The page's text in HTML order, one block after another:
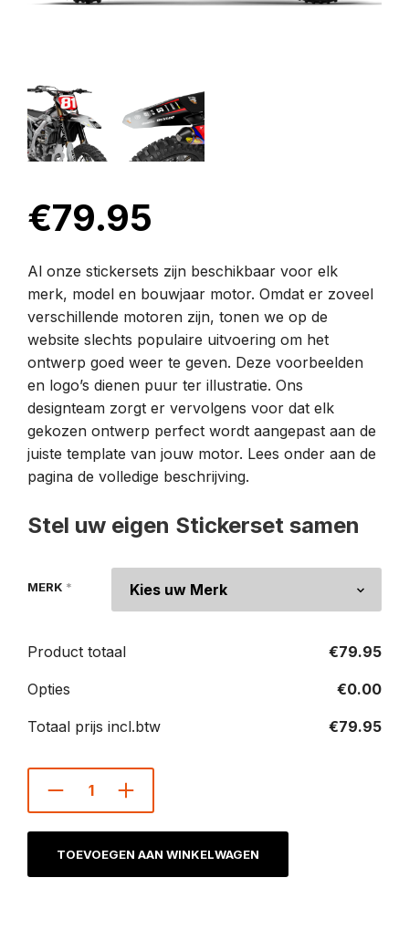
€79.95
Al onze stickersets zijn beschikbaar voor elk
merk, model en bouwjaar motor. Omdat er zoveel
verschillende motoren zijn, tonen we op de
website slechts populaire uitvoering om het
ontwerp goed weer te geven. Deze voorbeelden
en logo’s dienen puur ter illustratie. Ons
designteam zorgt er vervolgens voor dat elk
gekozen ontwerp perfect wordt aangepast aan de
juiste template van jouw motor. Lees onder aan de
pagina de volledige beschrijving.
Stel uw eigen Stickerset samen
MERK *
Product totaal €79.95
Opties €0.00
Totaal prijs incl.btw €79.95
TOEVOEGEN AAN WINKELWAGEN